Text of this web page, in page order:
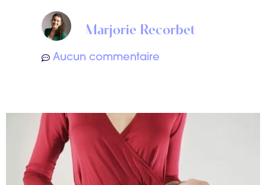
Marjorie Recorbet
Aucun commentaire